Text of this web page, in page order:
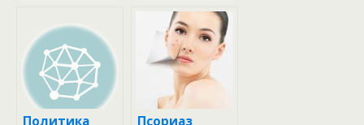
Политика
Псориаз